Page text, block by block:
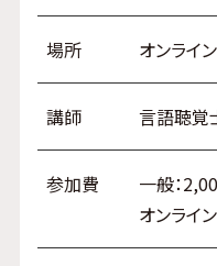
場所 オンライ
講師 言語聴
参加費
一般：
オンライ